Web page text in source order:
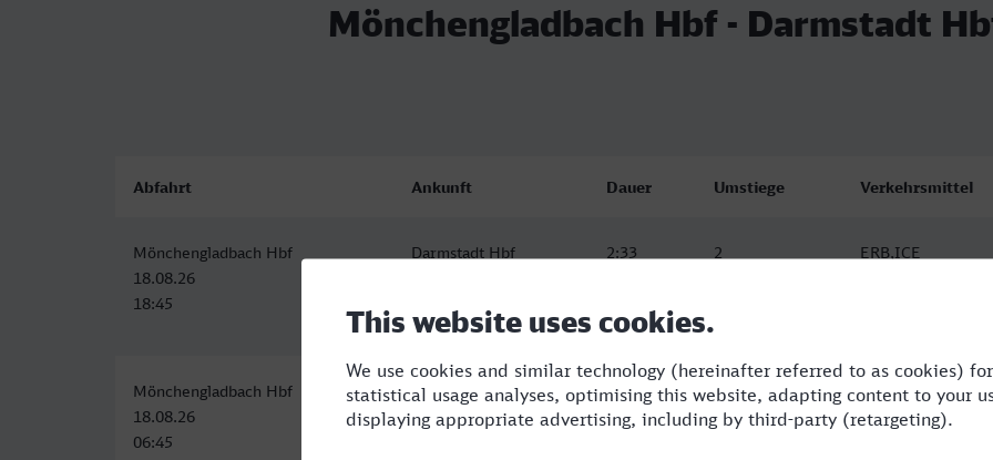
Mönchengladbach Hbf - Darmstadt
Abfahrt Ankunft Dauer Umstiege Verkehrsmittel
Mönchengladbach Hbf
18.08.26
18:45
Darmstadt Hbf
2:33 2 ERB,ICE
Mönchengladbach Hbf
18.08.26
06:45
Darmstadt Hbf
18.08.26
2:40 2 RB,ERB,ICE